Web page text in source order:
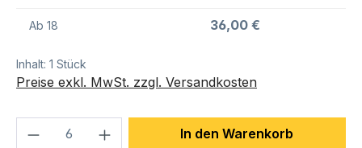
Ab 18 36,00 €
Inhalt: 1 Stück
Preise exkl. MwSt. zzgl. Versandkosten
Produkt Anzahl: Gib denIn den Warenkorb